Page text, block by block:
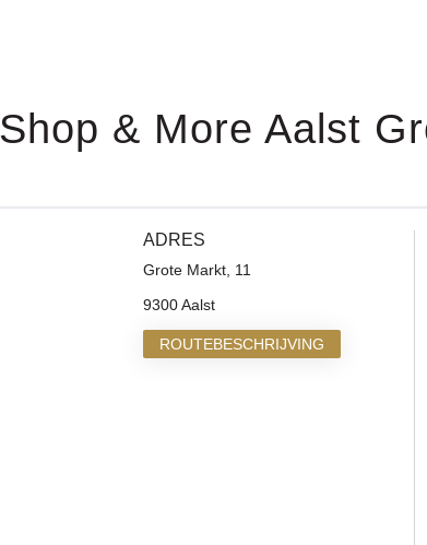
& More Aalst
ADRES
Grote Markt, 11
9300 Aalst
ROUTEBESCHRIJVING